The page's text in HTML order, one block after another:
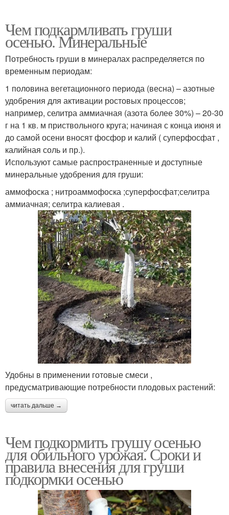
Чем подкармливать груши
осенью. Минеральные
Потребность груши в минералах распределяется по
временным периодам:
1 половина вегетационного периода (весна) – азотные
удобрения для активации ростовых процессов;
например, селитра аммиачная (азота более 30%) – 20-30
г на 1 кв. м приствольного круга; начиная с конца июня и
до самой осени вносят фосфор и калий ( суперфосфат ,
калийная соль и пр.).
Используют самые распространенные и доступные
минеральные удобрения для груши:
аммофоска ; нитроаммофоска ;суперфосфат;селитра
аммиачная; селитра калиевая .
Удобны в применении готовые смеси ,
предусматривающие потребности плодовых растений:
читать дальше →
Чем подкормить грушу осенью
для обильного урожая. Сроки и
правила внесения для груши
подкормки осенью